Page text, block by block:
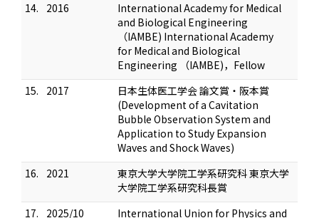
14.
2016
International Academy for Medical
and Biological Engineering
（IAMBE) International Academy
for Medical and Biological
Engineering （IAMBE)，Fellow
15.
2017
日本生体医工学会 論文賞・阪本賞
(Development of a Cavitation
Bubble Observation System and
Application to Study Expansion
Waves and Shock Waves)
16.
2021
東京大学大学院工学系研究科 東京大学
大学院工学系研究科長賞
17.
2025/10 International Union for Physics and